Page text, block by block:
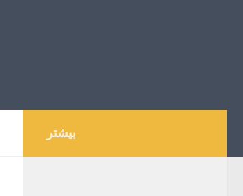
بیشتر